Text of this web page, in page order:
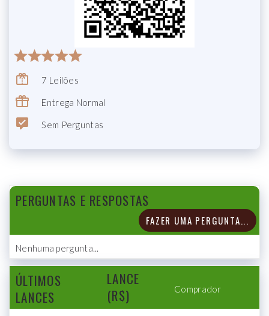
7 Leilões
Entrega Normal
Sem Perguntas
PERGUNTAS E RESPOSTAS
FAZER UMA PERGUNTA...
Nenhuma pergunta...
ÚLTIMOS
LANCES
LANCE
(R$)
Comprador